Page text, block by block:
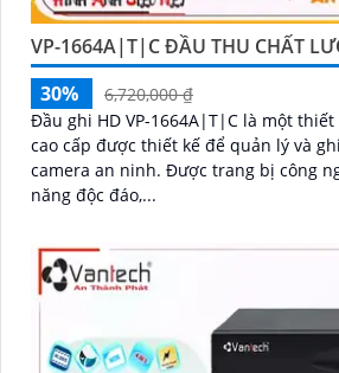
VP-1664A|T|C ĐẦU THU CHẤT
30%
6,720,000 ₫
Đầu ghi HD VP-1664A|T|C là một
cao cấp được thiết kế để quản lý và
camera an ninh. Được trang bị công nghệ hiện đại và tính
năng độc đáo,...